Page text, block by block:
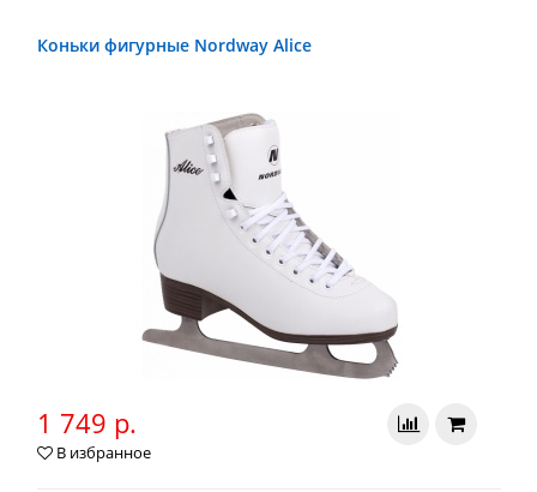
Коньки фигурные Nordway Alice
1 749 р.
В избранное